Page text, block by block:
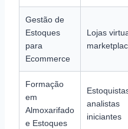
Gestão de
Estoques
para
Ecommerce
Lojas
Formação
em
Almoxarifado
e Estoques
analistas
iniciantes